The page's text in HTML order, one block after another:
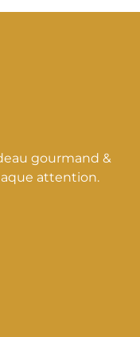
gourmand &
attention.